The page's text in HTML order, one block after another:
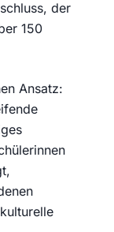
der
150
Ansatz: